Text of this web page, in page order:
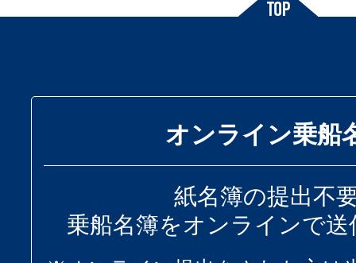
オンライン乗船
紙名簿の提出不
乗船名簿をオンラインで